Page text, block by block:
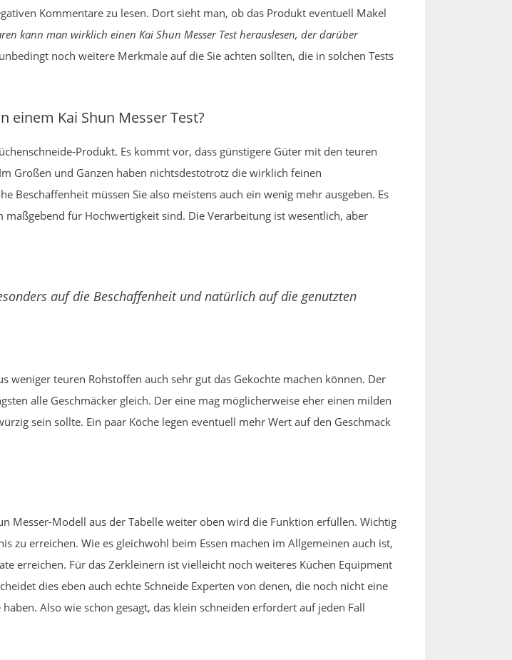
Kommentare zu lesen. Dort sieht man, ob das Produkt eventuell Makel
kann man wirklich einen Kai Shun Messer Test herauslesen, der darüber
noch weitere Merkmale auf die Sie achten sollten, die in solchen Tests
einem Kai Shun Messer Test?
Produkt. Es kommt vor, dass günstigere Güter mit den teuren
Großen und Ganzen haben nichtsdestotrotz die wirklich feinen
Beschaffenheit müssen Sie also meistens auch ein wenig mehr ausgeben. Es
für Hochwertigkeit sind. Die Verarbeitung ist wesentlich, aber
auf die Beschaffenheit und natürlich auf die genutzten
teuren Rohstoffen auch sehr gut das Gekochte machen können. Der
alle Geschmäcker gleich. Der eine mag möglicherweise eher einen milden
sein sollte. Ein paar Köche legen eventuell mehr Wert auf den Geschmack
Messer-Modell aus der Tabelle weiter oben wird die Funktion erfüllen. Wichtig
zu erreichen. Wie es gleichwohl beim Essen machen im Allgemeinen auch ist,
erreichen. Für das Zerkleinern ist vielleicht noch weiteres Küchen Equipment
dies eben auch echte Schneide Experten von denen, die noch nicht eine
Also wie schon gesagt, das klein schneiden erfordert auf jeden Fall